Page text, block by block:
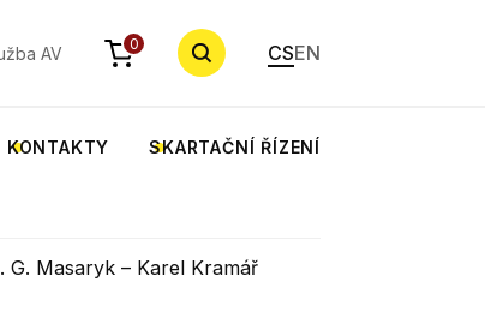
AV 0 CSEN
KONTAKTY SKARTAČNÍ ŘÍZENÍ
G. Masaryk – Karel Kramář